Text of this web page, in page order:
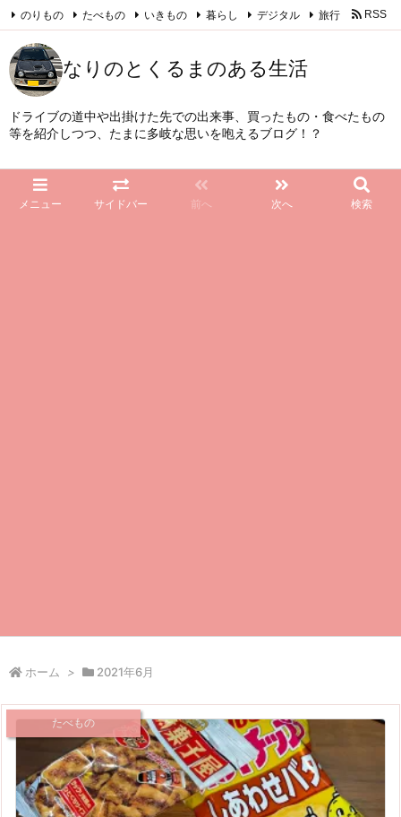
なりのとくるまのある生活
ドライブの道中や出掛けた先での出来事、買ったもの・食べたもの
等を紹介しつつ、たまに多岐な思いを咆えるブログ！？
メニュー サイドバー 前へ 次へ 検索
のりもの たべもの いきもの 暮らし デジタル 旅行 RSS
Feedly
ホーム > 2021年6月
たべもの